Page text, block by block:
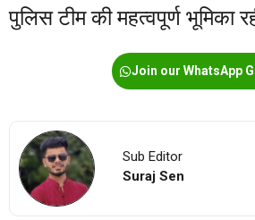
पुलिस टीम की महत्वपूर्ण भूमिका
Join our WhatsApp
Sub Editor
Suraj Sen